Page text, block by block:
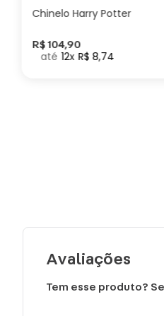
Chinelo Harry Potter
R$ 104,90
12 R$ 8,74
Avaliações
Tem esse produto?